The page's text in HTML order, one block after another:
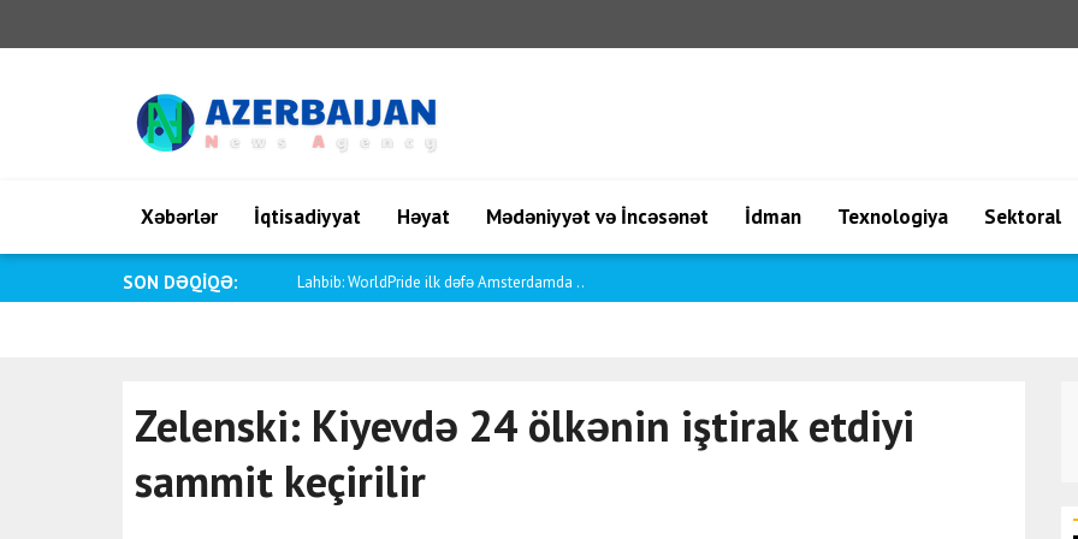
Xəbərlər İqtisadiyyat Həyat Mədəniyyət və İncəsənət İdman Texnologiya Sektoral
SON DƏQİQƏ: Lahbib: WorldPride ilk dəfə Amsterdamda ..
Zelenski: Kiyevdə 24 ölkənin iştirak etdiyi
sammit keçirilir